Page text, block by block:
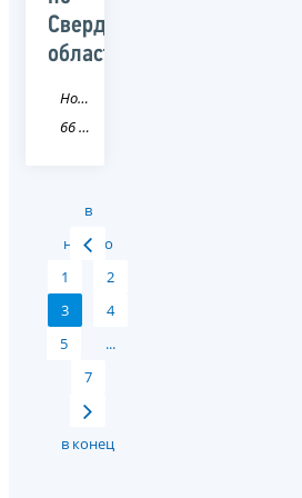
Свердловской
области
Новость
66 Свердловская область
в
начало
1
2
3
4
5
...
7
в конец